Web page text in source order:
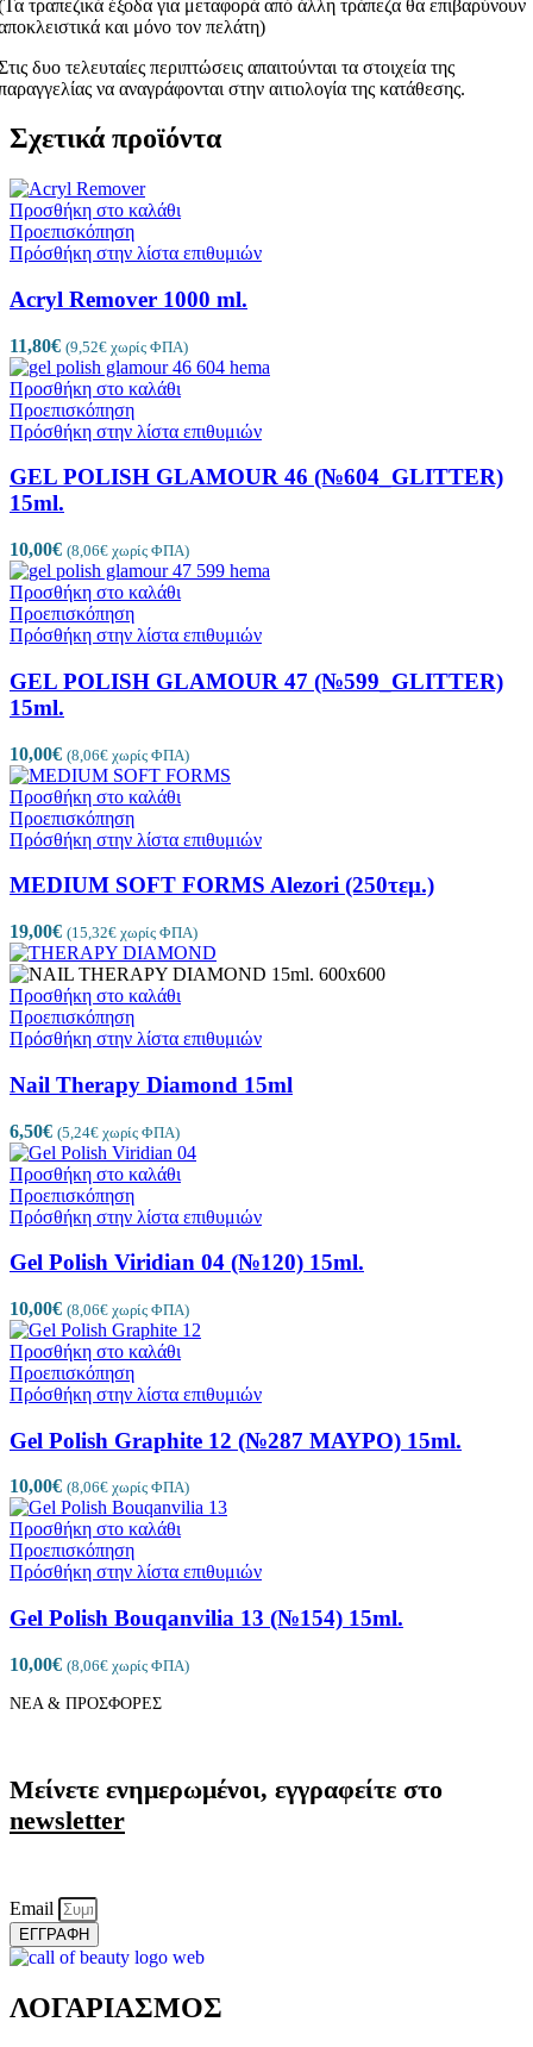
τραπεζικά έξοδα για μεταφορά από άλλη τράπεζα θα επιβαρύνουν
και μόνο τον πελάτη)
δυο τελευταίες περιπτώσεις απαιτούνται τα στοιχεία της
να αναγράφονται στην αιτιολογία της κατάθεσης.
Σχετικά προϊόντα
Προσθήκη στο καλάθι
Προεπισκόπηση
Πρόσθήκη στην λίστα επιθυμιών
Acryl Remover 1000 ml.
11,80€ (9,52€ χωρίς ΦΠΑ)
Προσθήκη στο καλάθι
Προεπισκόπηση
Πρόσθήκη στην λίστα επιθυμιών
GEL POLISH GLAMOUR 46 (№604_GLITTER)
15ml.
10,00€ (8,06€ χωρίς ΦΠΑ)
Προσθήκη στο καλάθι
Προεπισκόπηση
Πρόσθήκη στην λίστα επιθυμιών
GEL POLISH GLAMOUR 47 (№599_GLITTER)
15ml.
10,00€ (8,06€ χωρίς ΦΠΑ)
Προσθήκη στο καλάθι
Προεπισκόπηση
Πρόσθήκη στην λίστα επιθυμιών
MEDIUM SOFT FORMS Alezori (250τεμ.)
19,00€ (15,32€ χωρίς ΦΠΑ)
Προσθήκη στο καλάθι
Προεπισκόπηση
Πρόσθήκη στην λίστα επιθυμιών
Nail Therapy Diamond 15ml
6,50€ (5,24€ χωρίς ΦΠΑ)
Προσθήκη στο καλάθι
Προεπισκόπηση
Πρόσθήκη στην λίστα επιθυμιών
Gel Polish Viridian 04 (№120) 15ml.
10,00€ (8,06€ χωρίς ΦΠΑ)
Προσθήκη στο καλάθι
Προεπισκόπηση
Πρόσθήκη στην λίστα επιθυμιών
Gel Polish Graphite 12 (№287 ΜΑΥΡΟ) 15ml.
10,00€ (8,06€ χωρίς ΦΠΑ)
Προσθήκη στο καλάθι
Προεπισκόπηση
Πρόσθήκη στην λίστα επιθυμιών
Gel Polish Bouqanvilia 13 (№154) 15ml.
10,00€ (8,06€ χωρίς ΦΠΑ)
ΝΕΑ & ΠΡΟΣΦΟΡΕΣ
Μείνετε ενημερωμένοι, εγγραφείτε στο
newsletter
Email
ΕΓΓΡΑΦΗ
ΛΟΓΑΡΙΑΣΜΟΣ